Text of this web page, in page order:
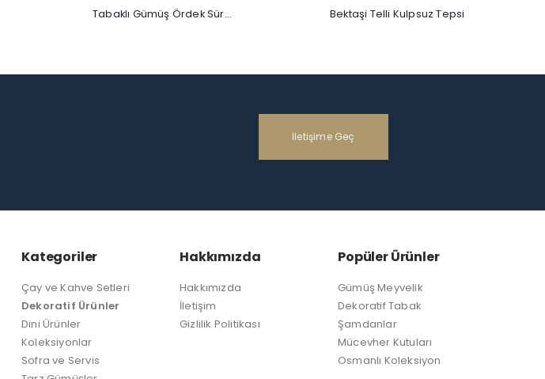
Tabaklı Gümüş Ördek Sürahi Bektaşi Telli Kulpsuz Tepsi
İletişime Geç
Kategoriler
Çay ve Kahve Setleri
Dekoratif Ürünler
Dini Ürünler
Koleksiyonlar
Sofra ve Servis
Hakkımızda
Hakkımızda
İletişim
Gizlilik Politikası
Popüler Ürünler
Gümüş Meyvelik
Dekoratif Tabak
Şamdanlar
Mücevher Kutuları
Osmanlı Koleksiyon